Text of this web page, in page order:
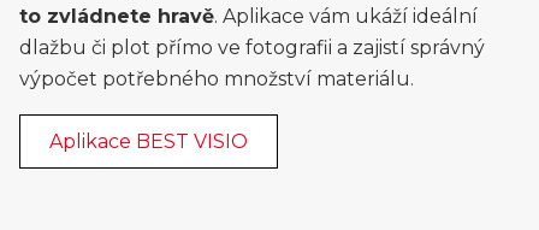
to zvládnete hravě. Aplikace vám ukáží ideální
dlažbu či plot přímo ve fotografii a zajistí správný
výpočet potřebného množství materiálu.
Aplikace BEST VISIO